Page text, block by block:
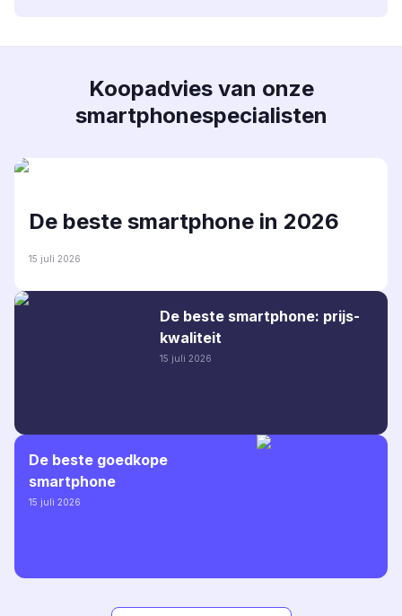
Koopadvies van onze
smartphonespecialisten
De beste smartphone in 2026
15 juli 2026
De beste smartphone: prijs-
kwaliteit
15 juli 2026
De beste goedkope
smartphone
15 juli 2026